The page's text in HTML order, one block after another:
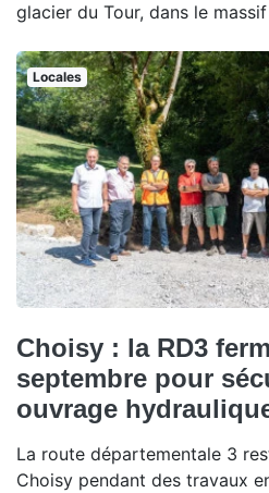
glacier du Tour, dans le
Locales
Choisy : la RD3
septembre pour
ouvrage
La route départementale 3
Choisy pendant des travaux